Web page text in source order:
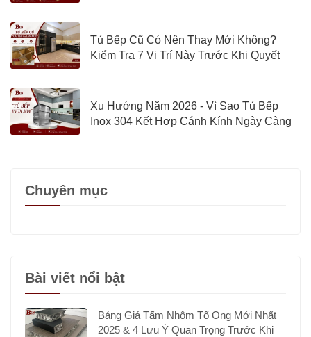
Tủ Bếp Cũ Có Nên Thay Mới Không?
Kiểm Tra 7 Vị Trí Này Trước Khi Quyết
Xu Hướng Năm 2026 - Vì Sao Tủ Bếp
Inox 304 Kết Hợp Cánh Kính Ngày Càng
Chuyên mục
Bài viết nổi bật
Bảng Giá Tấm Nhôm Tổ Ong Mới Nhất
2025 & 4 Lưu Ý Quan Trọng Trước Khi